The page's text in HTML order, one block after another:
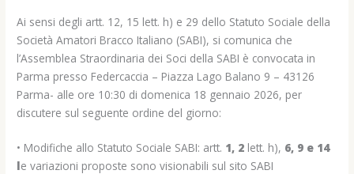
Ai sensi degli artt. 12, 15 lett. h) e 29 dello Statuto Sociale della
Società Amatori Bracco Italiano (SABI), si comunica che
l’Assemblea Straordinaria dei Soci della SABI è convocata in
Parma presso Federcaccia – Piazza Lago Balano 9 – 43126
Parma- alle ore 10:30 di domenica 18 gennaio 2026, per
discutere sul seguente ordine del giorno:
• Modifiche allo Statuto Sociale SABI: artt. 1, 2 lett. h), 6, 9 e 14
le variazioni proposte sono visionabili sul sito SABI